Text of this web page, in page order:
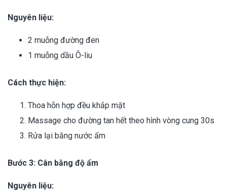
Nguyên liệu:
2 muỗng đường đen
1 muỗng dầu Ô-liu
Cách thực hiện:
Thoa hỗn hợp đều khắp mặt
Massage cho đường tan hết theo hình vòng cung 30s
Rửa lại bằng nước ấm
Bước 3: Cân bằng độ ẩm
Nguyên liệu: